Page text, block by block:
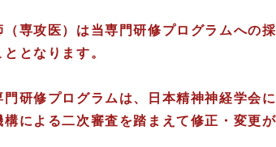
（専攻医）は当専門研修プログラムへの
ととなります。
門研修プログラムは、日本精神神経学会
構による二次審査を踏まえて修正・変更